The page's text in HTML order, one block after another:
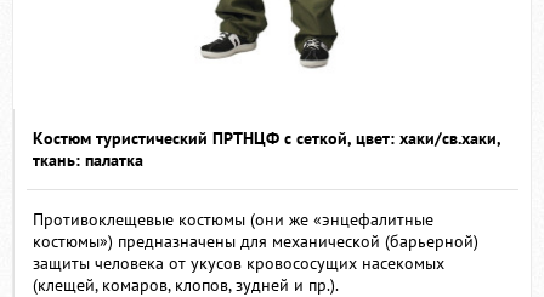
Костюм туристический ПРТНЦФ с сеткой, цвет: хаки/св.хаки,
ткань: палатка
Противоклещевые костюмы (они же «энцефалитные
костюмы») предназначены для механической (барьерной)
защиты человека от укусов кровососущих насекомых
(клещей, комаров, клопов, зудней и пр.).